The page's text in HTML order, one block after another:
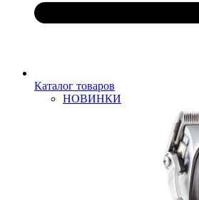
Каталог товаров
НОВИНКИ